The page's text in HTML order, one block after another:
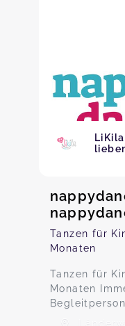
Tanzen für
Monaten
Tanzen für
Monaten
Begleitperson